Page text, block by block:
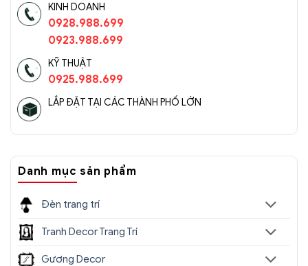
KINH DOANH
0928.988.699
0923.988.699
KỸ THUẬT
0925.988.699
LẮP ĐẶT TẠI CÁC THÀNH PHỐ LỚN
Danh mục sản phẩm
Đèn trang trí
Tranh Decor Trang Trí
Gương Decor